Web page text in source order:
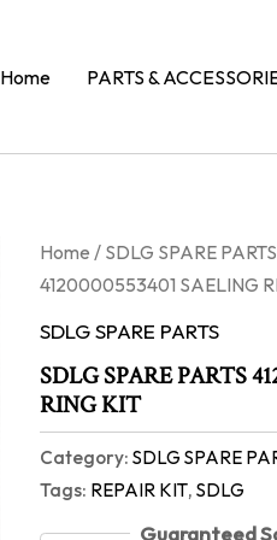
Home PARTS &
Home / SDLG SPARE PARTS
4120000553401 SAELING
SDLG SPARE PARTS
SDLG SPARE PARTS
RING KIT
Category: SDLG SPARE
Tags: REPAIR KIT, SDLG
Guaranteed